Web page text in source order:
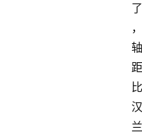
了
，
轴
距
比
汉
兰